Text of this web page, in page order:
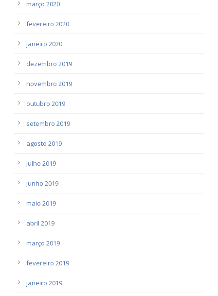
março 2020
fevereiro 2020
janeiro 2020
dezembro 2019
novembro 2019
outubro 2019
setembro 2019
agosto 2019
julho 2019
junho 2019
maio 2019
abril 2019
março 2019
fevereiro 2019
janeiro 2019